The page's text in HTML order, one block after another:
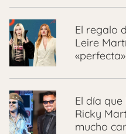
El regalo
Leire
«perfecta»
El día
Ricky
mucho